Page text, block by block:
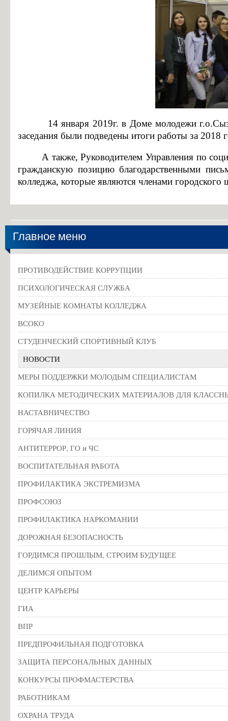
Особенности проведения вступительных испытаний для лиц с
Конкурс заявлений абитуриентов ГБПОУ «ГК г. СЫЗРАНИ»
Образовательный кредит с государственной поддержкой
Особенности приема иностранных граждан
Дополнительное профессиональное образование
Студентам
Льготный кредит на образование
Информация об организации ежедневных «входных фильтров»
Выпускникам
Анкета для выпускников
Информация об общежитиях
Заочное отделение
О порядке участия в ЕГЭ
Трудоустройство
Информация о закреплении за каждой группой отдельного
Памятки по безопасности
14 января 2019г. в Доме молодежи
заседания были подведены итоги работы за
А также, Руководителем Управления по
гражданскую позицию благодарственными
колледжа, которые являются членами
Главное меню
ПРОТИВОДЕЙСТВИЕ КОРРУПЦИИ
ПСИХОЛОГИЧЕСКАЯ СЛУЖБА
МУЗЕЙНЫЕ КОМНАТЫ КОЛЛЕДЖА
ВСОКО
СТУДЕНЧЕСКИЙ СПОРТИВНЫЙ КЛУБ
НОВОСТИ
МЕРЫ ПОДДЕРЖКИ МОЛОДЫМ СПЕЦИАЛИСТАМ
КОПИЛКА МЕТОДИЧЕСКИХ МАТЕРИАЛОВ ДЛЯ
НАСТАВНИЧЕСТВО
ГОРЯЧАЯ ЛИНИЯ
АНТИТЕРРОР, ГО и ЧС
ВОСПИТАТЕЛЬНАЯ РАБОТА
ПРОФИЛАКТИКА ЭКСТРЕМИЗМА
ПРОФСОЮЗ
ПРОФИЛАКТИКА НАРКОМАНИИ
ДОРОЖНАЯ БЕЗОПАСНОСТЬ
ГОРДИМСЯ ПРОШЛЫМ, СТРОИМ БУДУЩЕЕ
ДЕЛИМСЯ ОПЫТОМ
ЦЕНТР КАРЬЕРЫ
ГИА
ВПР
ПРЕДПРОФИЛЬНАЯ ПОДГОТОВКА
ЗАЩИТА ПЕРСОНАЛЬНЫХ ДАННЫХ
КОНКУРСЫ ПРОФМАСТЕРСТВА
РАБОТНИКАМ
ОХРАНА ТРУДА